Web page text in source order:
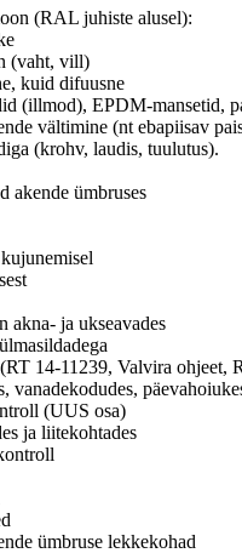
(RAL juhiste alusel):
(vaht, vill)
kuid difuusne
(illmod), EPDM-mansetid,
vältimine (nt ebapiisav
(krohv, laudis, tuulutus).
akende ümbruses
akna- ja ukseavades
14-11239, Valvira
(UUS osa)
ja liitekohtades
ümbruse lekkekohad